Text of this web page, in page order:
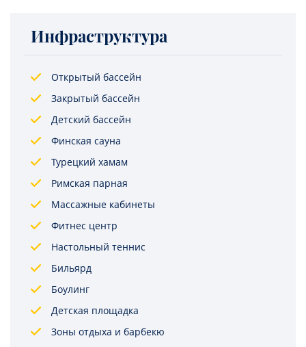
Инфраструктура
Открытый бассейн
Закрытый бассейн
Детский бассейн
Финская сауна
Турецкий хамам
Римская парная
Массажные кабинеты
Фитнес центр
Настольный теннис
Бильярд
Боулинг
Детская площадка
Зоны отдыха и барбекю